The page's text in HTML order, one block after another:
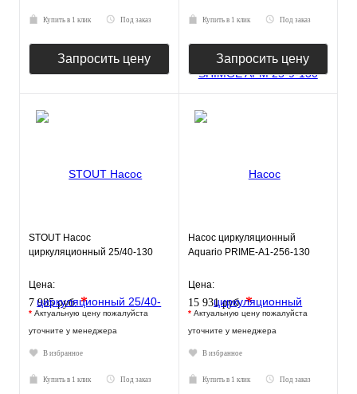
Купить в 1 клик Под заказ
Запросить цену
Купить в 1 клик Под заказ
Запросить цену
STOUT Насос
циркуляционный 25/40-130
Цена:
7 985 руб.*
* Актуальную цену пожалуйста
уточните у менеджера
В избранное
Купить в 1 клик Под заказ
Насос циркуляционный
Aquario PRIME-A1-256-130
Цена:
15 931 руб.*
* Актуальную цену пожалуйста
уточните у менеджера
В избранное
Купить в 1 клик Под заказ